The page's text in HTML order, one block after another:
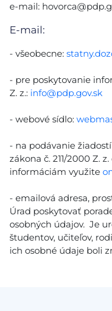
e-mail:
E-mail:
- všeobecne:
- pre poskytovanie
Z. z.: info@pdp.gov.sk
- webové sídlo:
- na podávanie
zákona č. 211/2000 Z.
informáciám využite
- emailová adresa,
Úrad poskytovať
osobných údajov. Je
študentov, učiteľov,
ich osobné údaje boli